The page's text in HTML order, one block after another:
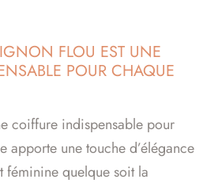
FLOU EST UNE
POUR CHAQUE
coiffure indispensable pour
apporte une touche d’élégance
féminine quelque soit la